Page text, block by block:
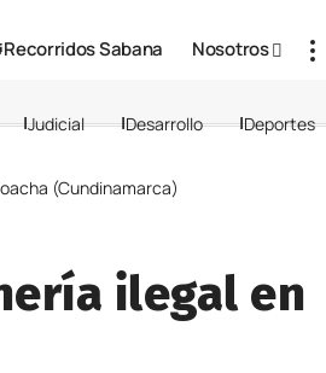
Recorridos Sabana Nosotros
Judicial Desarrollo Deportes
(Cundinamarca)
ilegal en